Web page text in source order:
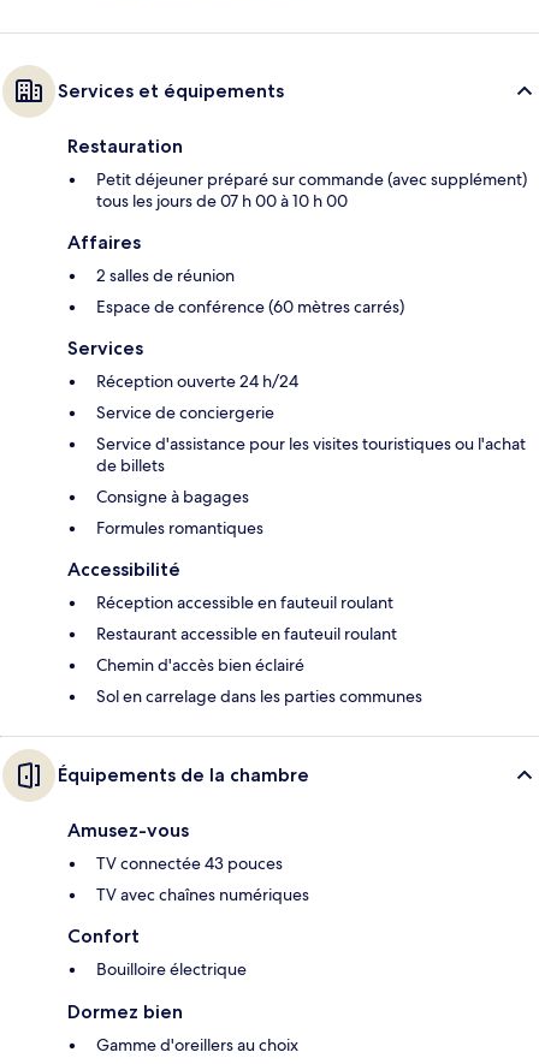
Services et équipements
Restauration
Petit déjeuner préparé sur commande (avec supplément)
tous les jours de 07 h 00 à 10 h 00
Affaires
2 salles de réunion
Espace de conférence (60 mètres carrés)
Services
Réception ouverte 24 h/24
Service de conciergerie
Service d'assistance pour les visites touristiques ou l'achat
de billets
Consigne à bagages
Formules romantiques
Accessibilité
Réception accessible en fauteuil roulant
Restaurant accessible en fauteuil roulant
Chemin d'accès bien éclairé
Sol en carrelage dans les parties communes
Équipements de la chambre
Amusez-vous
TV connectée 43 pouces
TV avec chaînes numériques
Confort
Bouilloire électrique
Dormez bien
Gamme d'oreillers au choix